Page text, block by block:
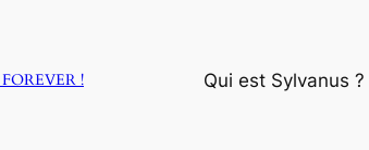
! Qui est Sylvanus ?